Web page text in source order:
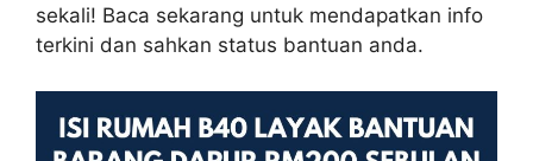
sekali! Baca sekarang untuk mendapatkan info
terkini dan sahkan status bantuan anda.